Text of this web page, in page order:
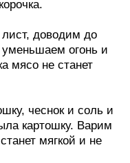
доводим до
огонь и
мясо не станет
чеснок и соль и
картошку. Варим
мягкой и не